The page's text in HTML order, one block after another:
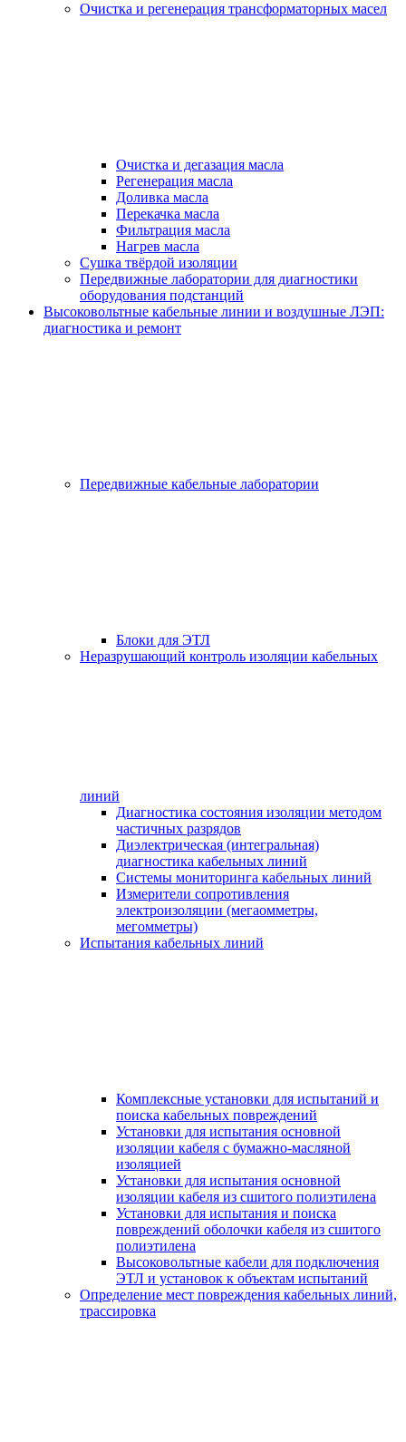
Очистка и регенерация трансформаторных масел
Очистка и дегазация масла
Регенерация масла
Доливка масла
Перекачка масла
Фильтрация масла
Нагрев масла
Сушка твёрдой изоляции
Передвижные лаборатории для диагностики
оборудования подстанций
Высоковольтные кабельные линии и воздушные ЛЭП:
диагностика и ремонт
Передвижные кабельные лаборатории
Блоки для ЭТЛ
Неразрушающий контроль изоляции кабельных
линий
Диагностика состояния изоляции методом
частичных разрядов
Диэлектрическая (интегральная)
диагностика кабельных линий
Системы мониторинга кабельных линий
Измерители сопротивления
электроизоляции (мегаомметры,
мегомметры)
Испытания кабельных линий
Комплексные установки для испытаний и
поиска кабельных повреждений
Установки для испытания основной
изоляции кабеля с бумажно-масляной
изоляцией
Установки для испытания основной
изоляции кабеля из сшитого полиэтилена
Установки для испытания и поиска
повреждений оболочки кабеля из сшитого
полиэтилена
Высоковольтные кабели для подключения
ЭТЛ и установок к объектам испытаний
Определение мест повреждения кабельных линий,
трассировка